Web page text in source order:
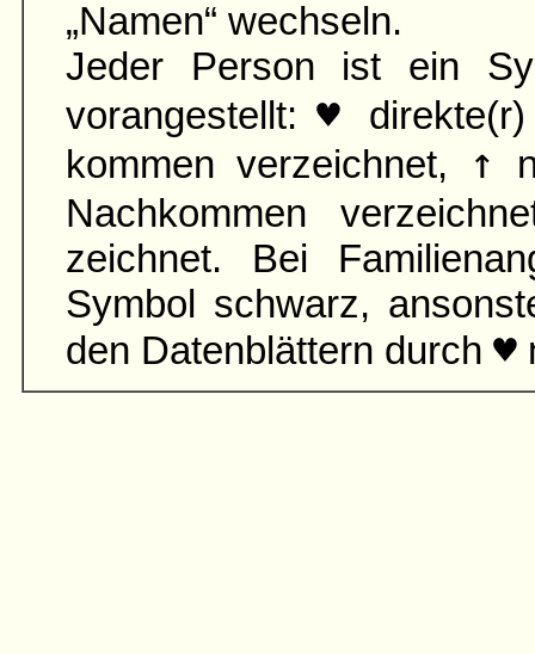
„Namen“ wechseln.
Jeder Person ist ein
vorangestellt:♥
kommen verzeichnet,
↑
Nach­kommen
zeichnet. Bei
Symbol schwarz,
den Daten­blättern durch ♥